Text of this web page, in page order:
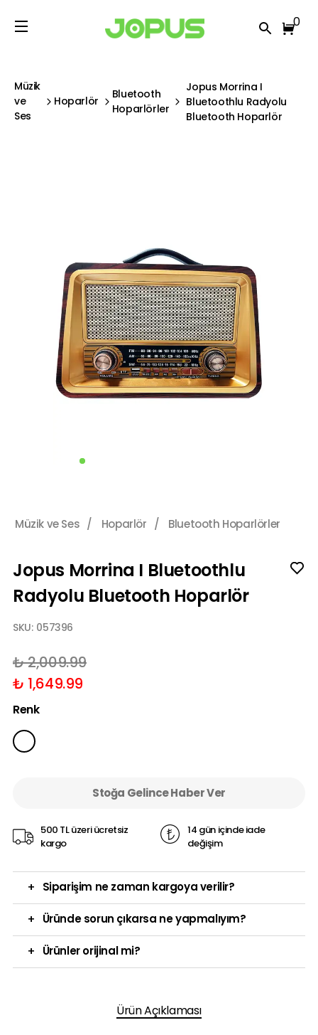
0
Müzik
ve
Ses
Hoparlör
Bluetooth
Hoparlörler
Jopus Morrina I
Bluetoothlu Radyolu
Bluetooth Hoparlör
Müzik ve Ses / Hoparlör / Bluetooth Hoparlörler
Jopus Morrina I Bluetoothlu
Radyolu Bluetooth Hoparlör
SKU: 057396
₺ 2,009.99
₺ 1,649.99
Renk
Stoğa Gelince Haber Ver
500 TL üzeri ücretsiz
kargo
14 gün içinde iade
değişim
+ Siparişim ne zaman kargoya verilir?
+ Üründe sorun çıkarsa ne yapmalıyım?
+ Ürünler orijinal mi?
Ürün Açıklaması